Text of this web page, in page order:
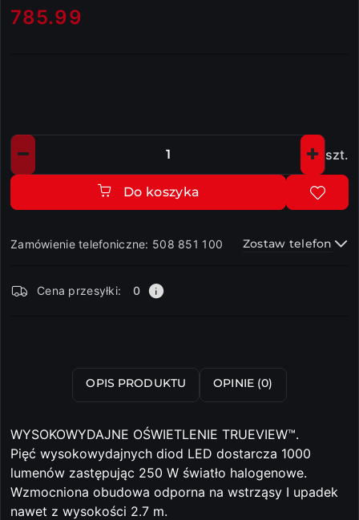
Cena:
785.99
Ilość szt.
Do koszyka
Zamówienie telefoniczne: 508 851 100 Zostaw telefon
i
Cena przesyłki: 0
OPIS PRODUKTU OPINIE (0)
WYSOKOWYDAJNE OŚWIETLENIE TRUEVIEW™.
Pięć wysokowydajnych diod LED dostarcza 1000
lumenów zastępując 250 W światło halogenowe.
Wzmocniona obudowa odporna na wstrząsy I upadek
nawet z wysokości 2.7 m.